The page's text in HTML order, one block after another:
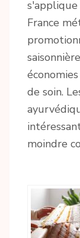
France
de soin.
moindre